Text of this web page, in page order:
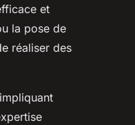
et
la pose de
réaliser des